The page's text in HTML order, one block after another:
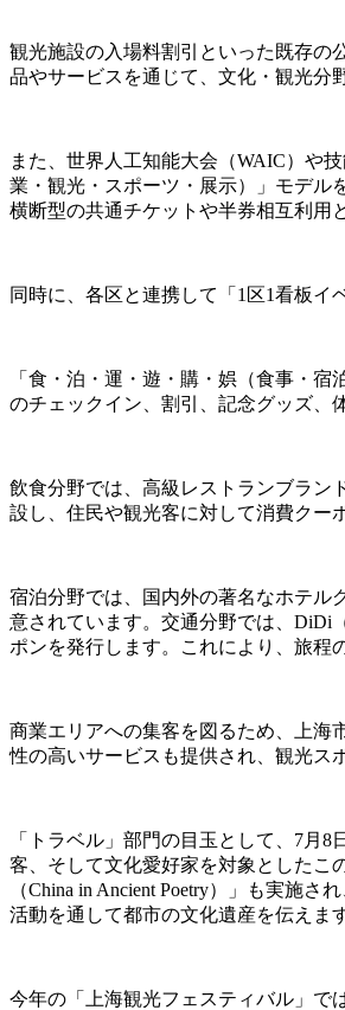
観光施設の入場料割引といった既存の
品やサービスを通じて、文化・観光分
また、世界人工知能大会（WAIC）や
業・観光・スポーツ・展示）」モデル
横断型の共通チケットや半券相互利用
同時に、各区と連携して「1区1看板イ
「食・泊・運・遊・購・娯（食事・
のチェックイン、割引、記念グッズ、
飲食分野では、高級レストランブラン
設し、住民や観光客に対して消費クー
宿泊分野では、国内外の著名なホテル
意されています。交通分野では、DiDi
ポンを発行します。これにより、旅程
商業エリアへの集客を図るため、上海
性の高いサービスも提供され、観光ス
「トラベル」部門の目玉として、7月
客、そして文化愛好家を対象としたこ
（China in Ancient Poetry）」も実施
活動を通して都市の文化遺産を伝えます
今年の「上海観光フェスティバル」で